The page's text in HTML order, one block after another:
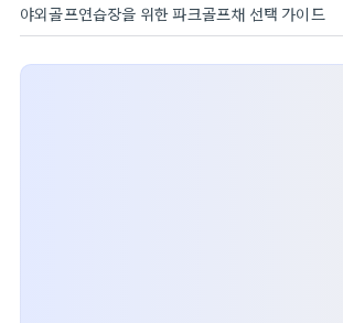
야외골프연습장을 위한 파크골프채 선택 가이드